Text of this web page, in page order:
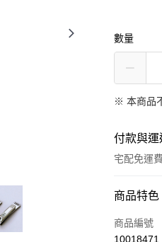
數量
※ 本商品
付款與
宅配免運
付款方式
信用卡一
商品特色
商品編號
10018471